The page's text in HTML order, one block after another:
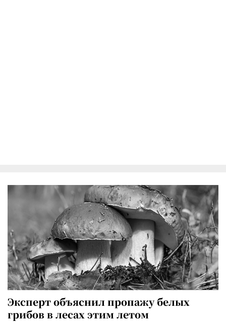
Эксперт объяснил пропажу белых
грибов в лесах этим летом